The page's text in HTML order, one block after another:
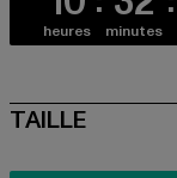
heures minutes
SIZE
TAILLE